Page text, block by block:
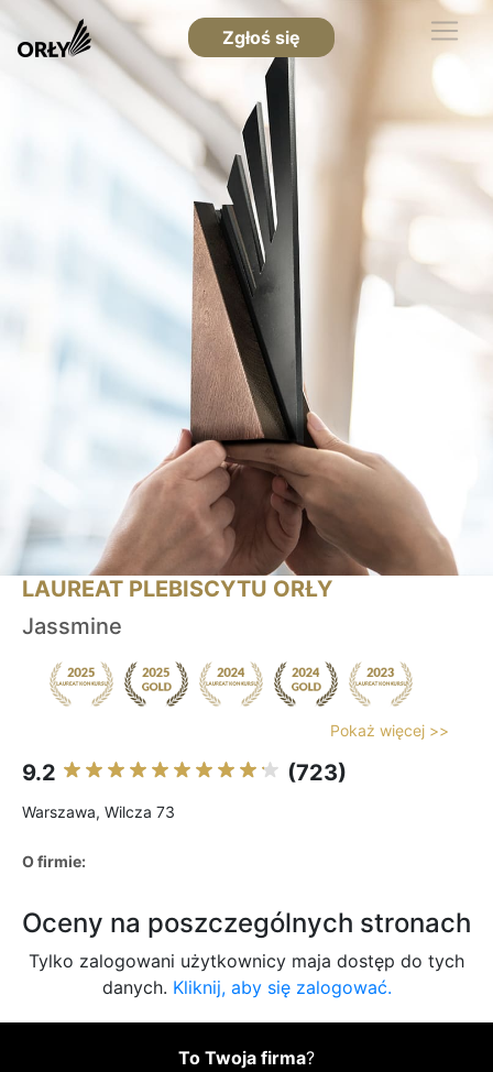
Zgłoś się
LAUREAT PLEBISCYTU ORŁY
Jassmine
Pokaż więcej >>
9.2 (723)
Warszawa, Wilcza 73
O firmie:
Oceny na poszczególnych stronach
Tylko zalogowani użytkownicy maja dostęp do tych
danych. Kliknij, aby się zalogować.
To Twoja firma?